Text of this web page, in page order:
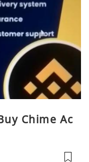
Chime Ac